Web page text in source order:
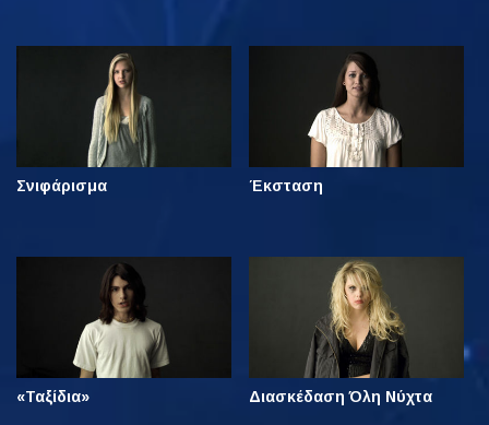
Σνιφάρισμα Έκσταση
«Ταξίδια» Διασκέδαση Όλη Νύχτα